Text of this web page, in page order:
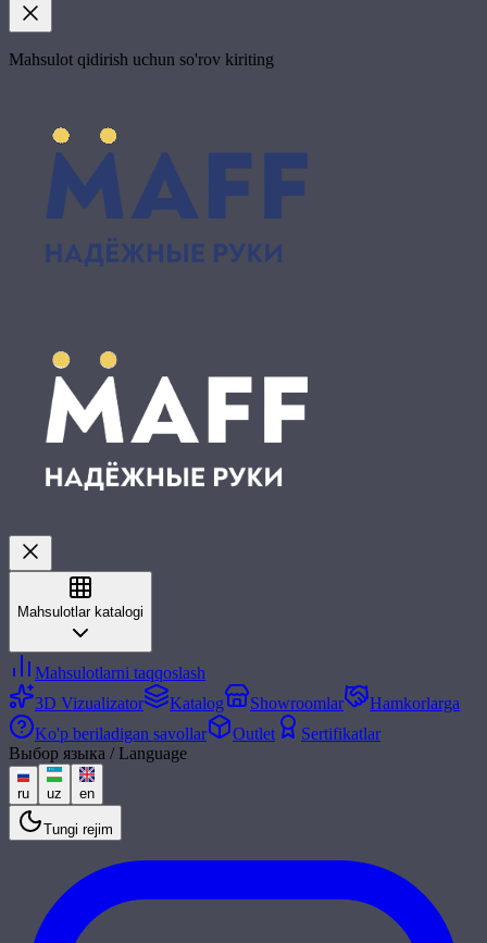
Mahsulot qidirish uchun so'rov kiriting
Mahsulotlar katalogi
Mahsulotlarni taqqoslash
3D Vizualizator
Katalog Showroomlar
Hamkorlarga
Ko'p beriladigan savollar
Outlet
Sertifikatlar
Выбор языка / Language
ru uz en
Tungi rejim